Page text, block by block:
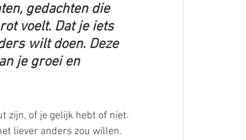
gedachten die
voelt. Dat je iets
wilt doen. Deze
je groei en
zijn, of je gelijk hebt of niet.
liever anders zou willen.